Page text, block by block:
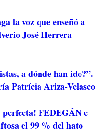
la voz que enseñó a
José Herrera
a dónde han ido?”.
Patrícia Ariza-Velasco
perfecta! FEDEGÁN e
el 99 % del hato